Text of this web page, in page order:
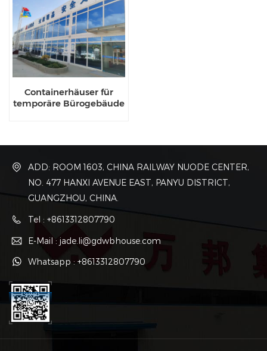
Containerhäuser für
temporäre Bürogebäude
ADD: ROOM 1603, CHINA RAILWAY NUODE CENTER,
NO. 477 HANXI AVENUE EAST, PANYU DISTRICT,
GUANGZHOU, CHINA.
Tel : +8613312807790
E-Mail : jade.li@gdwbhouse.com
Whatsapp : +8613312807790